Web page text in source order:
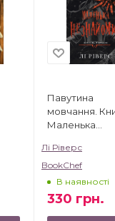
Павутина
мовчання.
Маленька
Лі Ріверс
BookChef
В наявності
330 грн.